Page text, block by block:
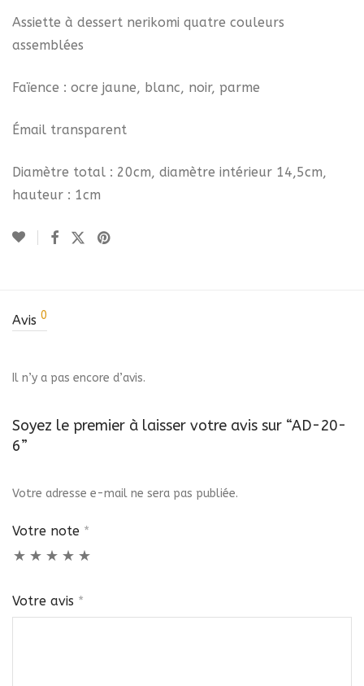
Assiette à dessert nerikomi quatre couleurs
assemblées
Faïence : ocre jaune, blanc, noir, parme
Émail transparent
Diamètre total : 20cm, diamètre intérieur 14,5cm,
hauteur : 1cm
Avis 0
Il n’y a pas encore d’avis.
Soyez le premier à laisser votre avis sur “AD-20-
6”
Votre adresse e-mail ne sera pas publiée.
Votre note *
Votre avis *